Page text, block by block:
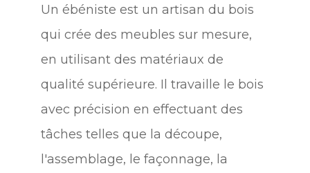
Un ébéniste est un artisan du bois
qui crée des meubles sur mesure,
en utilisant des matériaux de
qualité supérieure. Il travaille le bois
avec précision en effectuant des
tâches telles que la découpe,
l'assemblage, le façonnage, la